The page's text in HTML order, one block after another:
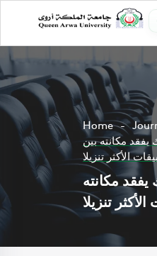
Home
مكانته بين
الأكثر تنزيلا
مكانته
تنزيلا